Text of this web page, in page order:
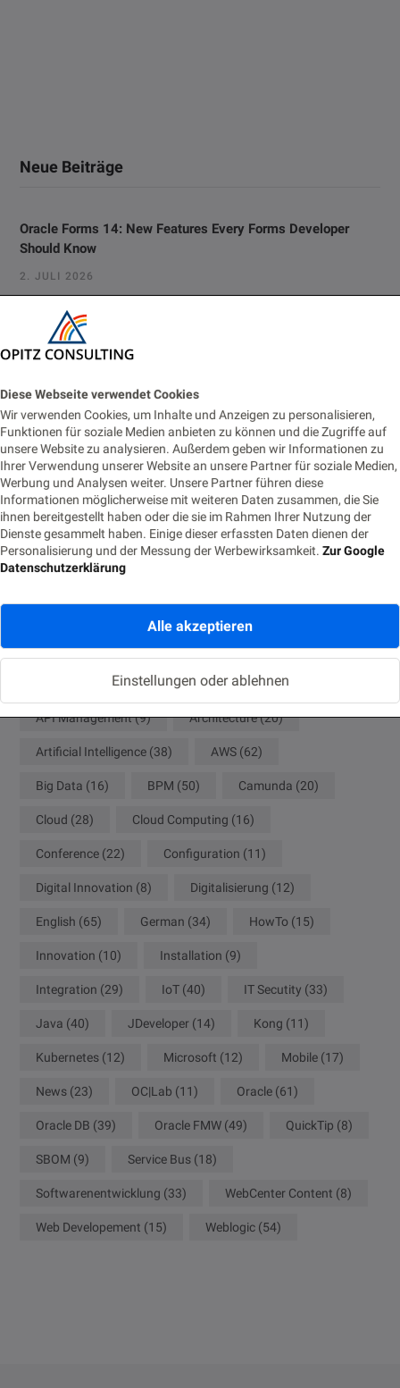
Diese Webseite verwendet Cookies
Wir verwenden Cookies, um Inhalte und Anzeigen zu personalisieren,
Funktionen für soziale Medien anbieten zu können und die Zugriffe auf
unsere Website zu analysieren. Außerdem geben wir Informationen zu
Ihrer Verwendung unserer Website an unsere Partner für soziale Medien,
Werbung und Analysen weiter. Unsere Partner führen diese
Informationen möglicherweise mit weiteren Daten zusammen, die Sie
ihnen bereitgestellt haben oder die sie im Rahmen Ihrer Nutzung der
Dienste gesammelt haben. Einige dieser erfassten Daten dienen der
Personalisierung und der Messung der Werbewirksamkeit. Zur Google
Datenschutzerklärung
Alle akzeptieren
Einstellungen oder ablehnen
Neue Beiträge
Oracle Forms 14: New Features Every Forms Developer
Should Know
2. JULI 2026
Vom Monitoring zur Fachanwendung: Prometheus-Alerts für
Business-Prozesse nutzbar machen
22. JUNI 2026
Eventbasierte Synchronisation zwischen Monolith und
Cloud-Modul
18. JUNI 2026
Die Nachtwache: Rufbereitschaft für IT-Profis
9. JUNI 2026
ACM(8) ADF(8) Agile(10)
Ansible(9) APEX(9)
API Management(9) Architecture(20)
Artificial Intelligence (38) AWS (62)
Big Data (16) BPM (50) Camunda (20)
Cloud (28) Cloud Computing (16)
Conference (22) Configuration (11)
Digital Innovation (8) Digitalisierung (12)
English (65) German (34) HowTo (15)
Innovation (10) Installation (9)
Integration (29) IoT (40) IT Secutity (33)
Java (40) JDeveloper (14) Kong (11)
Kubernetes (12) Microsoft (12) Mobile (17)
News (23) OC|Lab (11) Oracle (61)
Oracle DB (39) Oracle FMW (49) QuickTip (8)
SBOM (9) Service Bus (18)
Softwarenentwicklung (33) WebCenter Content (8)
Web Developement (15) Weblogic (54)